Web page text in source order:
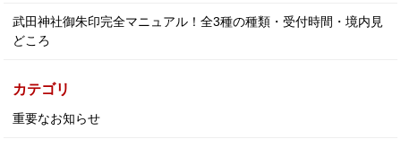
武田神社御朱印完全マニュアル！全3種の種類・受付時間・境内見
どころ
カテゴリ
重要なお知らせ